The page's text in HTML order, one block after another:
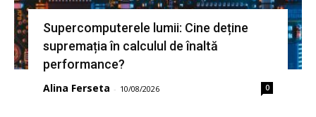
Supercomputerele lumii: Cine deține
supremația în calculul de înaltă
performance?
Alina Ferseta - 10/08/2026 0